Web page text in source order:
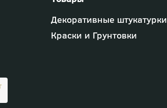
Футер
-
меню
"Товары"
Декоративные штукатурки
Краски и Грунтовки